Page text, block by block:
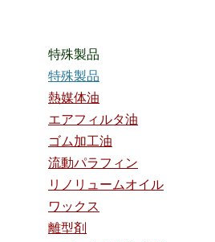
特殊製品
特殊製品
熱媒体油
エアフィルタ油
ゴム加工油
流動パラフィン
リノリュームオイル
ワックス
離型剤